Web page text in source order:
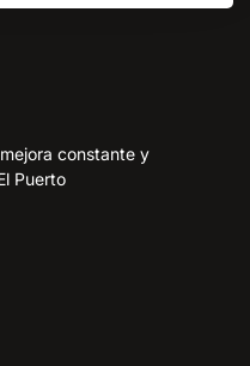
constante y
Puerto